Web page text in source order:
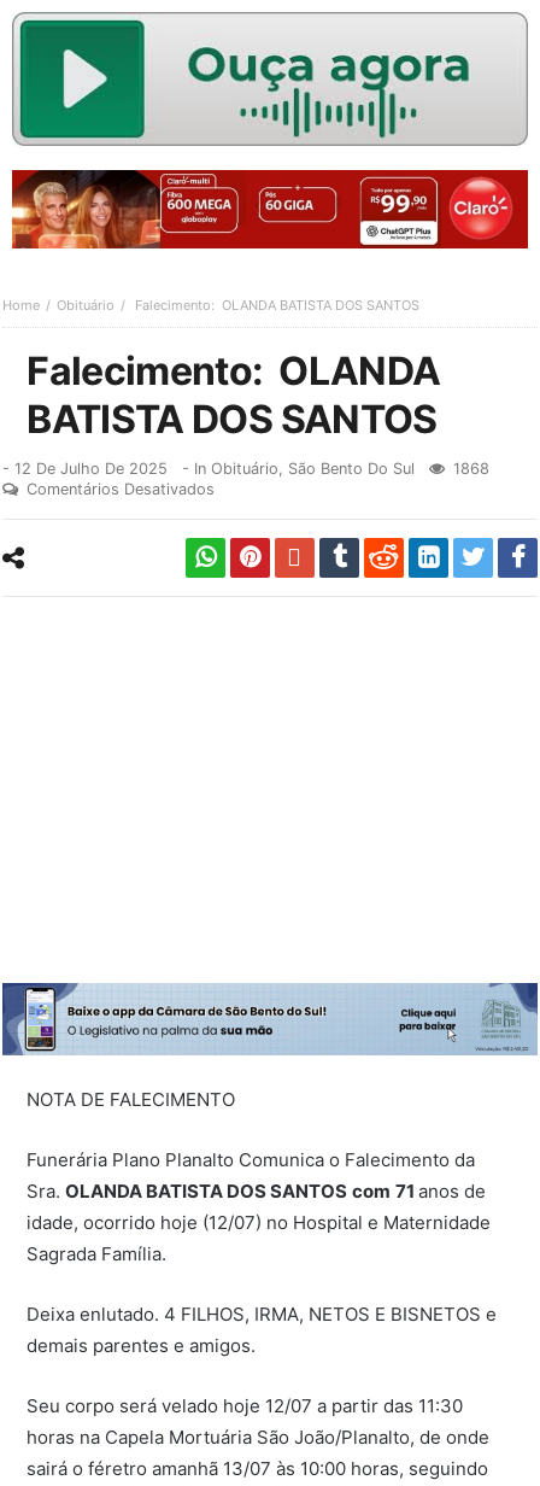
Home Obituário Falecimento: OLANDA BATISTA DOS SANTOS
Falecimento: OLANDA
BATISTA DOS SANTOS
-12 De Julho De 2025 - InObituário, São Bento Do Sul
1868
Comentários Desativados
NOTA DE FALECIMENTO
Funerária Plano Planalto Comunica o Falecimento da
Sra.OLANDA BATISTA DOS SANTOS com 71anos de
idade, ocorrido hoje (12/07) no Hospital e Maternidade
Sagrada Família.
Deixa enlutado. 4 FILHOS, IRMA, NETOS E BISNETOS e
demais parentes e amigos.
Seu corpo será velado hoje 12/07 a partir das 11:30
horas na Capela Mortuária São João/Planalto, de onde
sairá o féretro amanhã 13/07 às 10:00 horas, seguindo